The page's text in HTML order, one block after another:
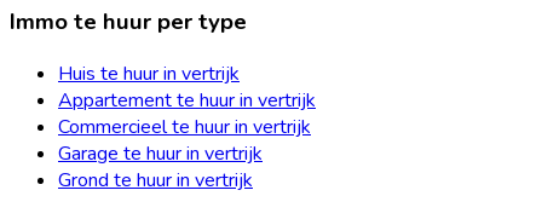
Immo te huur per type
Huis te huur in vertrijk
Appartement te huur in vertrijk
Commercieel te huur in vertrijk
Garage te huur in vertrijk
Grond te huur in vertrijk